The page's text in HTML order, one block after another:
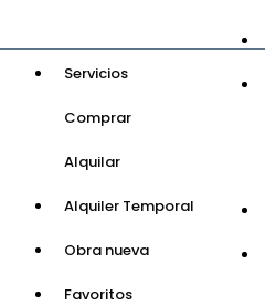
Servicios
Comprar
Alquilar
Alquiler Temporal
Obra nueva
Favoritos